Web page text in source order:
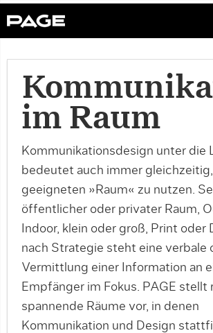
im Raum
Kommunikationsdesign unter die
bedeutet auch immer
geeigneten »Raum« zu nutzen.
öffentlicher oder privater Raum,
Indoor, klein oder groß, Print oder
nach Strategie steht eine verbale
Vermittlung einer Information an
Empfänger im Fokus. PAGE stellt
spannende Räume vor, in denen
Kommunikation und Design